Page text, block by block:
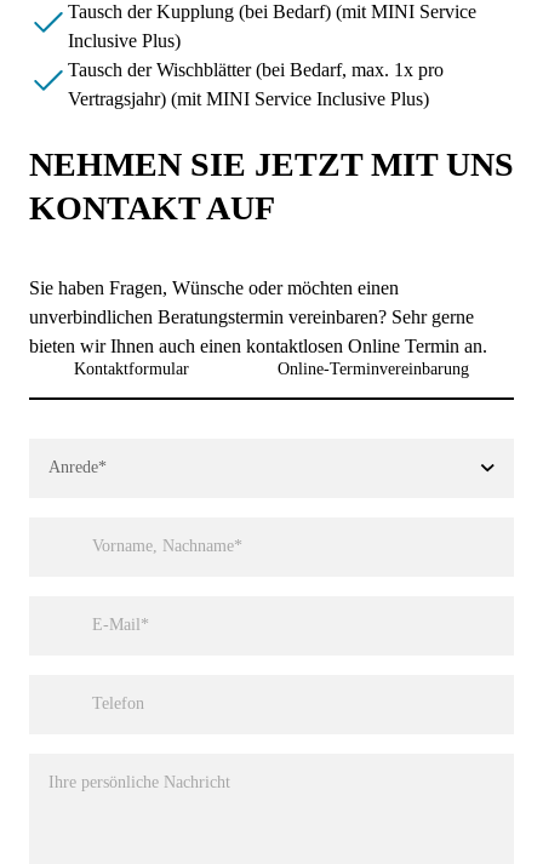
Tausch der Kupplung (bei Bedarf) (mit MINI Service
Inclusive Plus)
Tausch der Wischblätter (bei Bedarf, max. 1x pro
Vertragsjahr) (mit MINI Service Inclusive Plus)
NEHMEN SIE JETZT MIT UNS
KONTAKT AUF
Sie haben Fragen, Wünsche oder möchten einen
unverbindlichen Beratungstermin vereinbaren? Sehr gerne
bieten wir Ihnen auch einen kontaktlosen Online Termin an.
Kontaktformular Online-Terminvereinbarung